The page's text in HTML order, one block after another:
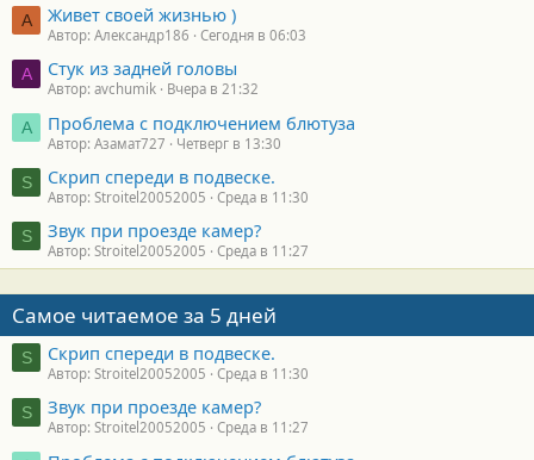
А Живет своей жизнью )
Автор: Александр186 Сегодня в 06:03
A Стук из задней головы
Автор: avchumik Вчера в 21:32
А Проблема с подключением блютуза
Автор: Азамат727 Четверг в 13:30
S Скрип спереди в подвеске.
Автор: Stroitel20052005 Среда в 11:30
S Звук при проезде камер?
Автор: Stroitel20052005 Среда в 11:27
Самое читаемое за 5 дней
S Скрип спереди в подвеске.
Автор: Stroitel20052005 Среда в 11:30
S Звук при проезде камер?
Автор: Stroitel20052005 Среда в 11:27